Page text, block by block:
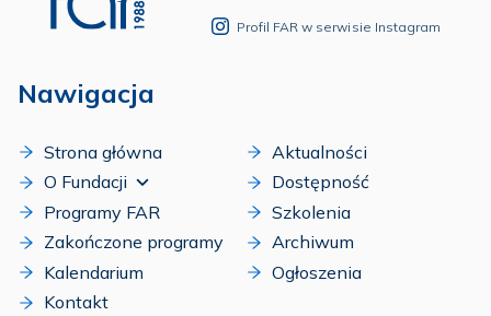
Profil FAR w serwisie Instagram
Nawigacja
Strona główna
O Fundacji
Programy FAR
Zakończone programy
Kalendarium
Kontakt
Aktualności
Dostępność
Szkolenia
Archiwum
Ogłoszenia